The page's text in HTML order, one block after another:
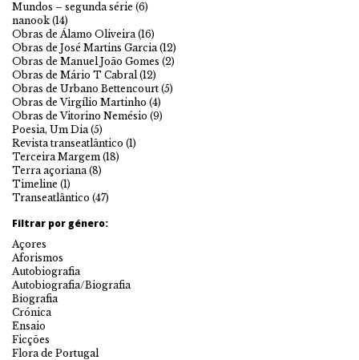
Mundos – segunda série (6)
nanook (14)
Obras de Álamo Oliveira(16)
Obras de José Martins Garcia(12)
Obras de Manuel João Gomes (2)
Obras de Mário T Cabral(12)
Obras de Urbano Bettencourt (5)
Obras de Virgílio Martinho (4)
Obras de Vitorino Nemésio (9)
Poesia, Um Dia(5)
Revista transeatlântico (1)
Terceira Margem (18)
Terra açoriana(8)
Timeline (1)
Transeatlântico (47)
Filtrar por género:
Açores
Aforismos
Autobiografia
Autobiografia/Biografia
Biografia
Crónica
Ensaio
Ficções
Flora de Portugal